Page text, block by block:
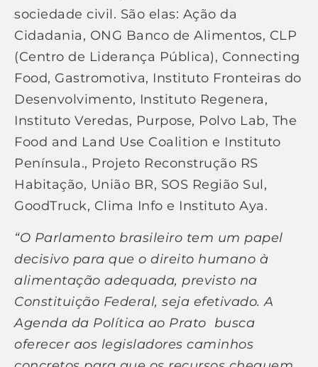
sociedade civil. São elas: Ação da
Cidadania, ONG Banco de Alimentos, CLP
(Centro de Liderança Pública), Connecting
Food, Gastromotiva, Instituto Fronteiras do
Desenvolvimento, Instituto Regenera,
Instituto Veredas, Purpose, Polvo Lab, The
Food and Land Use Coalition e Instituto
Península., Projeto Reconstrução RS
Habitação, União BR, SOS Região Sul,
GoodTruck, Clima Info e Instituto Aya.
“O Parlamento brasileiro tem um papel
decisivo para que o direito humano à
alimentação adequada, previsto na
Constituição Federal, seja efetivado. A
Agenda da Política ao Prato busca
oferecer aos legisladores caminhos